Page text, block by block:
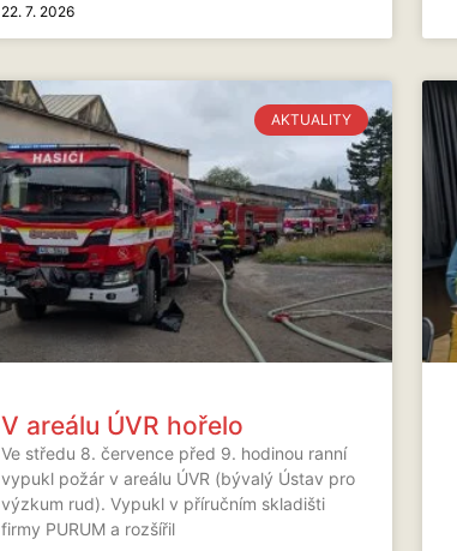
22. 7. 2026
AKTUALITY
V areálu ÚVR hořelo
Ve středu 8. července před 9. hodinou ranní
vypukl požár v areálu ÚVR (bývalý Ústav pro
výzkum rud). Vypukl v příručním skladišti
firmy PURUM a rozšířil